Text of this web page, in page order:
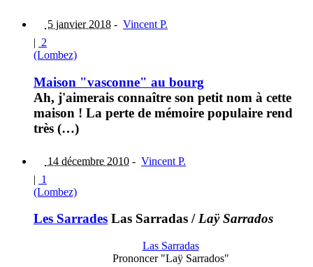
5 janvier 2018 - Vincent P.
| 2
(Lombez)
Maison "vasconne" au bourg
Ah, j'aimerais connaître son petit nom à cette
maison ! La perte de mémoire populaire rend
très (…)
14 décembre 2010 - Vincent P.
| 1
(Lombez)
Les Sarrades Las Sarradas /Laÿ Sarrados
Las Sarradas
Prononcer "Laÿ Sarrados"